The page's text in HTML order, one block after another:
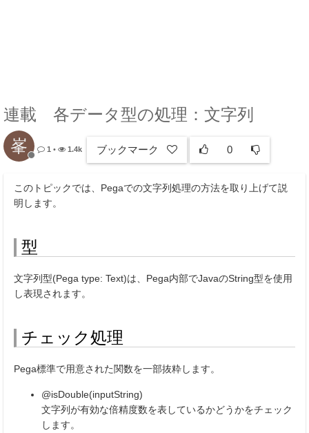
連載 各データ型の処理：文字列
峯 1 • 1.4k ブックマーク 0
このトピックでは、Pegaでの文字列処理の方法を取り上げて説
明します。
型
文字列型(Pega type: Text)は、Pega内部でJavaのString型を使用
し表現されます。
チェック処理
Pega標準で用意された関数を一部抜粋します。
@isDouble(inputString)
文字列が有効な倍精度数を表しているかどうかをチェック
します。